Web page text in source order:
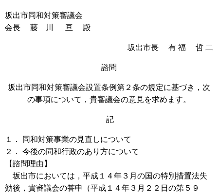
坂出市同和対策審議会
会長 藤 川 亘 殿
坂出市長 有 福 哲 二
諮問
坂出市同和対策審議会設置条例第２条の規定に基づき，次
の事項について，貴審議会の意見を求めます。
記
１． 同和対策事業の見直しについて
２． 今後の同和行政のあり方について
【諮問理由】
坂出市においては，平成１４年３月の国の特別措置法失
効後，貴審議会の答申（平成１４年３月２２日の第５９